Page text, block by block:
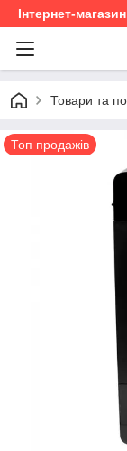
Інтернет-
Товари та
Топ продажів